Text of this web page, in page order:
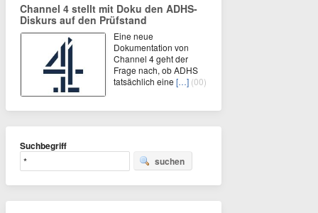
Channel 4 stellt mit Doku den ADHS-
Diskurs auf den Prüfstand
Eine neue
Dokumentation von
Channel 4 geht der
Frage nach, ob ADHS
tatsächlich eine […] (00)
Suchbegriff
suchen